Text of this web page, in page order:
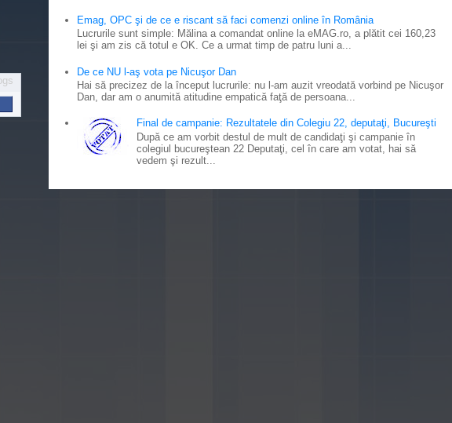
Emag, OPC şi de ce e riscant să faci comenzi online în România
Lucrurile sunt simple: Mălina a comandat online la eMAG.ro, a plătit cei 160,23
lei şi am zis că totul e OK. Ce a urmat timp de patru luni a...
De ce NU l-aş vota pe Nicuşor Dan
Hai să precizez de la început lucrurile: nu l-am auzit vreodată vorbind pe Nicuşor
Dan, dar am o anumită atitudine empatică faţă de persoana...
Final de campanie: Rezultatele din Colegiu 22, deputaţi, Bucureşti
După ce am vorbit destul de mult de candidaţi şi campanie în
colegiul bucureştean 22 Deputaţi, cel în care am votat, hai să
vedem şi rezult...